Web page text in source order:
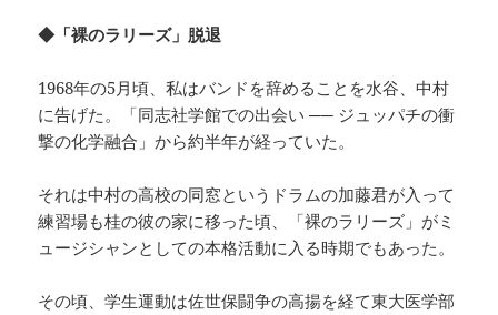
◆「裸のラリーズ」脱退
1968年の5月頃、私はバンドを辞めることを水谷、中村
に告げた。「同志社学館での出会い ── ジュッパチの衝
撃の化学融合」から約半年が経っていた。
それは中村の高校の同窓というドラムの加藤君が入って
練習場も桂の彼の家に移った頃、「裸のラリーズ」がミ
ュージシャンとしての本格活動に入る時期でもあった。
その頃、学生運動は佐世保闘争の高揚を経て東大医学部